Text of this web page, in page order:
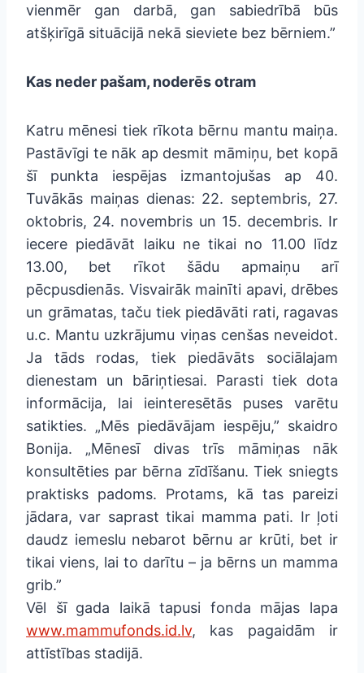
vienmēr gan darbā, gan sabiedrībā būs
atšķirīgā situācijā nekā sieviete bez bērniem.”
Kas neder pašam, noderēs otram
Katru mēnesi tiek rīkota bērnu mantu maiņa.
Pastāvīgi te nāk ap desmit māmiņu, bet kopā
šī punkta iespējas izmantojušas ap 40.
Tuvākās maiņas dienas: 22. septembris, 27.
oktobris, 24. novembris un 15. decembris. Ir
iecere piedāvāt laiku ne tikai no 11.00 līdz
13.00, bet rīkot šādu apmaiņu arī
pēcpusdienās. Visvairāk mainīti apavi, drēbes
un grāmatas, taču tiek piedāvāti rati, ragavas
u.c. Mantu uzkrājumu viņas cenšas neveidot.
Ja tāds rodas, tiek piedāvāts sociālajam
dienestam un bāriņtiesai. Parasti tiek dota
informācija, lai ieinteresētās puses varētu
satikties. „Mēs piedāvājam iespēju,” skaidro
Bonija. „Mēnesī divas trīs māmiņas nāk
konsultēties par bērna zīdīšanu. Tiek sniegts
praktisks padoms. Protams, kā tas pareizi
jādara, var saprast tikai mamma pati. Ir ļoti
daudz iemeslu nebarot bērnu ar krūti, bet ir
tikai viens, lai to darītu – ja bērns un mamma
grib.”
Vēl šī gada laikā tapusi fonda mājas lapa
www.mammufonds.id.lv, kas pagaidām ir
attīstības stadijā.